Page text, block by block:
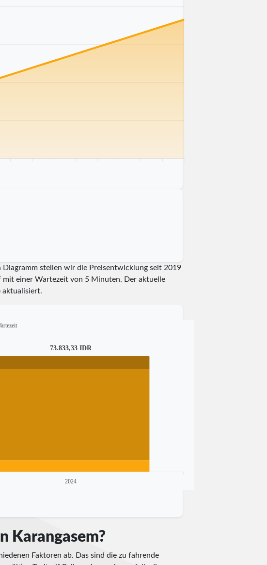
stellen wir die Preisentwicklung seit 2019
mit einer Wartezeit von 5 Minuten. Der aktuelle
aktualisiert.
73.833,33 IDR
2024
Karangasem?
Faktoren ab. Das sind die zu fahrende